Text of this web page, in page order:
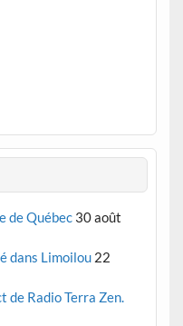
de Québec 30 août
dans Limoilou 22
de Radio Terra Zen.